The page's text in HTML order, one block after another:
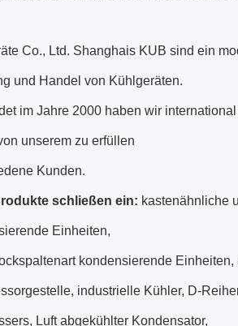
Co., Ltd. Shanghais KUB sind ein
und Handel von Kühlgeräten.
im Jahre 2000 haben wir
unserem zu erfüllen
Kunden.
schließen ein: kastenähnliche
Einheiten,
kondensierende
industrielle Kühler, D-
Luft abgekühlter Kondensator,